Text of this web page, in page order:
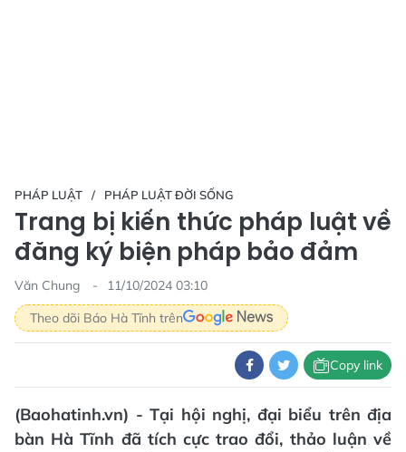
PHÁP LUẬT PHÁP LUẬT ĐỜI SỐNG
Trang bị kiến thức pháp luật về
đăng ký biện pháp bảo đảm
Văn Chung
11/10/2024 03:10
Theo dõi Báo Hà Tĩnh trên
Copy link
(Baohatinh.vn) - Tại hội nghị, đại biểu trên địa
bàn Hà Tĩnh đã tích cực trao đổi, thảo luận về